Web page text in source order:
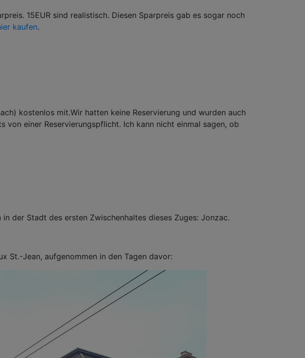
15EUR sind realistisch. Diesen Sparpreis gab es sogar noch
kaufen.
kostenlos mit.Wir hatten keine Reservierung und wurden auch
einer Reservierungspflicht. Ich kann nicht einmal sagen, ob
der Stadt des ersten Zwischenhaltes dieses Zuges: Jonzac.
St.-Jean, aufgenommen in den Tagen davor: